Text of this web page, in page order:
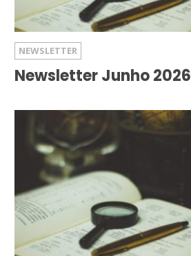
NEWSLETTER
Newsletter Junho 2026